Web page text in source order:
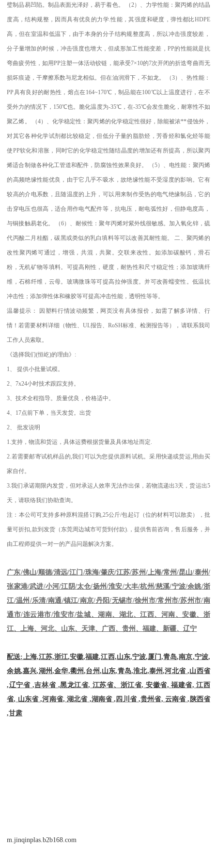
璧制品易凹陷。制品表面光泽好，易于着色。 （2）、力学性能：聚丙烯的结晶
度高，结构规整，因而具有优良的力学. 性能，其强度和硬度，弹性都比HDPE
高，但在室温和低温下，由于本身的分子结构规整度高，所以冲击强度较差，
分子量增加的时候，冲击强度也增大，但成形加工性能变差， PP的性能就是抗
弯曲疲劳性，如用PP注塑一体活动铰链，能承受7×10的7次开闭的折迭弯曲而无
损坏痕迹，干摩擦系数与尼龙相似。但在油润滑下，不如龙。 （3）、热性能：
PP具有良好的耐热性，熔点在164~170℃ ，制品能在100℃以上温度进行，在不
受外力的情况下， 150℃也。脆化温度为-35℃，在-35℃会发生脆化，耐寒性不如
聚乙烯。 （4）、化学稳定性：聚丙烯的化学稳定性很好，除能被浓**侵蚀外，
对其它各种化学试剂都比较稳定，但低分子量的脂肪烃，芳香烃和氯化烃等能
使PP软化和溶胀，同时它的化学稳定性随结晶度的增加还有所提高，所以聚丙
烯适合制做各种化工管道和配件，防腐蚀性效果良好。 （5）、电性能：聚丙烯
的高频绝缘性能优良，由于它几乎不吸水，故绝缘性能不受湿度的影响。它有
较高的介电系数，且随温度的上升，可以用来制作受热的电气绝缘制品，它的
击穿电压也很高，适合用作电气配件等，抗电压，耐电弧性好，但静电度高，
与铜接触易老化。 （6）、耐候性：聚年丙烯对紫外线很敏感。加入氧化锌，硫
代丙酸二月桂酯，碳黑或类似的乳白填料等可以改善其耐性能。 二、聚丙烯的
改性聚丙烯可通过，增强，共混，共聚。交联来改性。如添加碳酸钙，滑石
粉，无机矿物等填料。可提高刚性，硬度，耐热性和尺寸稳定性；添加玻璃纤
维，石棉纤维，云母。玻璃微珠等可提高拉伸强度。并可改善蠕变性。低温抗
冲击性；添加弹性体和橡胶等可提高冲击性能，透明性等等。
温馨提示： 因塑料行情波动频繁，网页没有具体报价，如需了解多详情、行
情！若需要材料详细（物性、 UL报告、RoSH标准、检测报告等），请联系我司
工作人员索取。
《选择我们(恒屹)的理由》 :
1 、提供小批量试模。
2 、7x24小时技术跟踪支持。
3 、技术全程指导。质量优良，价格适中。
4 17点前下单，当天发货。出货
2 、批发说明
1.支持，物流和货运，具体运费根据货量及具体地址而定
2. 若需要邮寄试机样品的 我们可以为您提供原料试机。采用快递或货运 用由买
家自付。
3.我们承诺期限内发货，但对承运人效率无法作出保，若物流递出3天，货运出5
天，请联络我们协助查询。
注：本公司可支持多种原料混搭订购 ,25公斤/包起订（位的材料可以散卖），批
量可折扣 款到发货（东莞周边城市可货到付款). ，提供售前咨询，售后服务，并
由工程师提供一对一的产品问题解决方案。
广东/佛山/顺德/清远/江门/珠海/肇庆/江苏/苏州/上海/常州/昆山/泰州/
张家港/武进/小河/江阴/太仓/扬州/淮安/大丰/杭州/慈溪/宁波/余姚/浙
江/温州/乐清/南通/镇江/南京/丹阳/无锡市/徐州市/常州市/苏州市/南
通市/连云港市/淮安市/盐城、湖南、湖北、江西、河南、安徽、浙
江、上海、河北、山东、天津、广西、贵州、福建、新疆、辽宁
配送: 上海,江苏,浙江,安徽,福建,江西,山东,宁波,厦门,青岛,南京,宁波,
余姚,嘉兴,湖州,金华,衢州,台州,山东,青岛,淮北,泰州,河北省 ,山西省
,辽宁省 ,吉林省 ,黑龙江省, 江苏省、浙江省, 安徽省, 福建省, 江西
省, 山东省 ,河南省, 湖北省 ,湖南省 ,四川省 ,贵州省, 云南省 ,陕西省
,甘肃
m.jinqinplas.b2b168.com